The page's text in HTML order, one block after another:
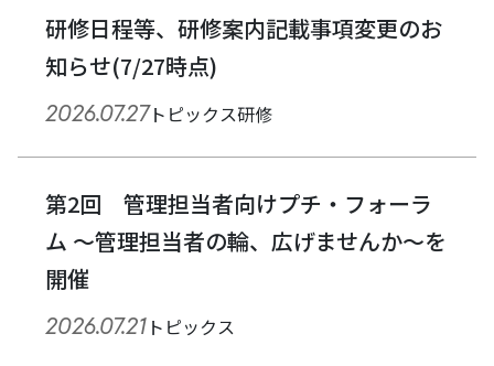
研修日程等、研修案内記載事項変更のお
知らせ(7/27時点)
2026.07.27トピックス研修
第2回 管理担当者向けプチ・フォーラ
ム ～管理担当者の輪、広げませんか～を
開催
2026.07.21 トピックス